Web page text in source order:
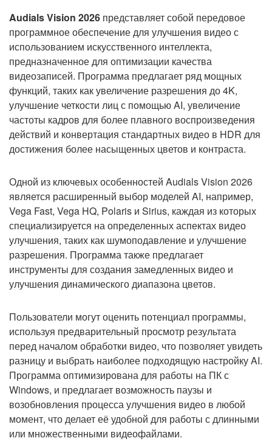
Audials Vision 2026 представляет собой передовое
программное обеспечение для улучшения видео с
использованием искусственного интеллекта,
предназначенное для оптимизации качества
видеозаписей. Программа предлагает ряд мощных
функций, таких как увеличение разрешения до 4K,
улучшение четкости лиц с помощью AI, увеличение
частоты кадров для более плавного воспроизведения
действий и конвертация стандартных видео в HDR для
достижения более насыщенных цветов и контраста.
Одной из ключевых особенностей Audials Vision 2026
является расширенный выбор моделей AI, например,
Vega Fast, Vega HQ, Polaris и Sirius, каждая из которых
специализируется на определенных аспектах видео
улучшения, таких как шумоподавление и улучшение
разрешения. Программа также предлагает
инструменты для создания замедленных видео и
улучшения динамического диапазона цветов.
Пользователи могут оценить потенциал программы,
используя предварительный просмотр результата
перед началом обработки видео, что позволяет увидеть
разницу и выбрать наиболее подходящую настройку AI.
Программа оптимизирована для работы на ПК с
Windows, и предлагает возможность паузы и
возобновления процесса улучшения видео в любой
момент, что делает её удобной для работы с длинными
или множественными видеофайлами.